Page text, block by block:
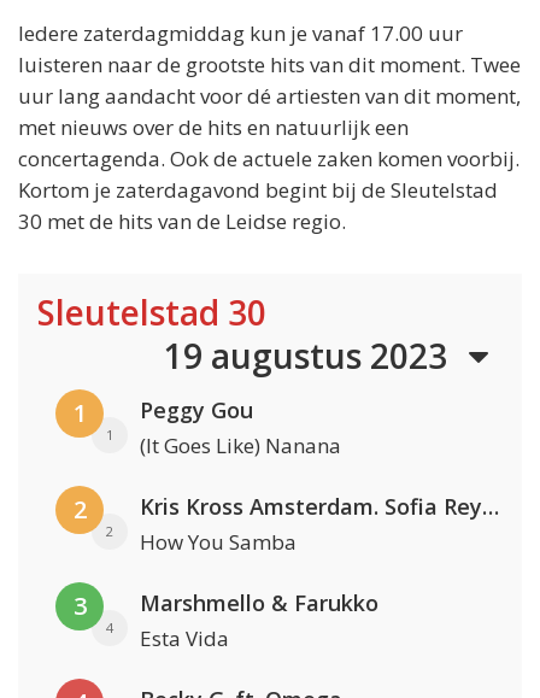
Iedere zaterdagmiddag kun je vanaf 17.00 uur
luisteren naar de grootste hits van dit moment. Twee
uur lang aandacht voor dé artiesten van dit moment,
met nieuws over de hits en natuurlijk een
concertagenda. Ook de actuele zaken komen voorbij.
Kortom je zaterdagavond begint bij de Sleutelstad
30 met de hits van de Leidse regio.
Sleutelstad 30
19 augustus 2023
1
1
Peggy Gou
(It Goes Like) Nanana
2
2
Kris Kross Amsterdam. Sofia Reyes & Tinie Tempah
How You Samba
3
4
Marshmello & Farukko
Esta Vida